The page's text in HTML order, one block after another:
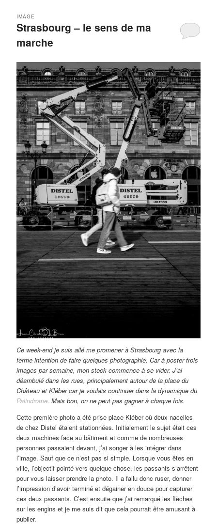
Strasbourg – le sens de ma
marche
IMAGE
Ce week-end je suis allé me promener à Strasbourg avec la
ferme intention de faire quelques photographie. Car à poster trois
images par semaine, mon stock commence à se vider. J’ai
déambulé dans les rues, principalement autour de la place du
Château et Kléber car je voulais continuer dans la dynamique du
Palindrome. Mais bon, on ne peut pas gagner à chaque fois.
Cette première photo a été prise place Kléber où deux nacelles
de chez Distel étaient stationnées. Initialement le sujet était ces
deux machines face au bâtiment et comme de nombreuses
personnes passaient devant, j’ai songer à les intégrer dans
l’image. Sauf que ce n’est pas si simple. Lorsque vous êtes en
ville, l’objectif pointé vers quelque chose, les passants s’arrêtent
pour vous laisser prendre la photo. Il a fallu donc ruser, donner
l’impression d’avoir terminé et dégainer en douce pour capturer
ces deux passants. C’est ensuite que j’ai remarqué les flèches
sur les engins et je me suis dit que cela pourrait être amusant à
publier.